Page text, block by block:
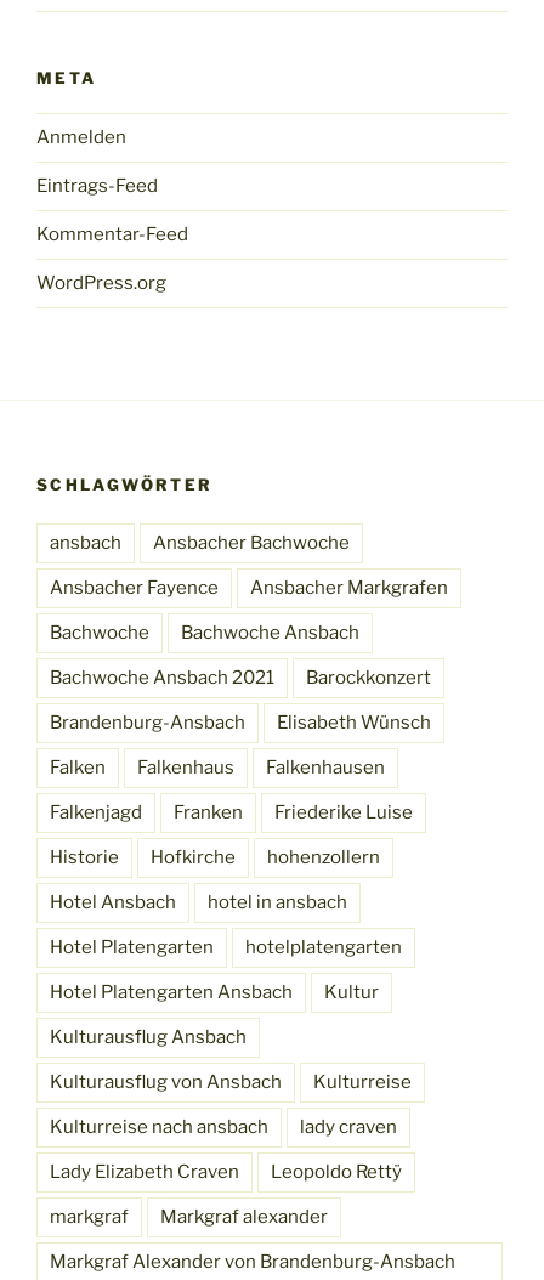
META
Anmelden
Eintrags-Feed
Kommentar-Feed
WordPress.org
SCHLAGWÖRTER
ansbach Ansbacher Bachwoche
Ansbacher Fayence Ansbacher Markgrafen
Bachwoche Bachwoche Ansbach
Bachwoche Ansbach 2021 Barockkonzert
Brandenburg-Ansbach Elisabeth Wünsch
Falken Falkenhaus Falkenhausen
Falkenjagd Franken Friederike Luise
Historie Hofkirche hohenzollern
Hotel Ansbach hotel in ansbach
Hotel Platengarten hotelplatengarten
Hotel Platengarten Ansbach Kultur
Kulturausflug Ansbach
Kulturausflug von Ansbach Kulturreise
Kulturreise nach ansbach lady craven
Lady Elizabeth Craven Leopoldo Rettÿ
markgraf Markgraf alexander
Markgraf Alexander von Brandenburg-Ansbach